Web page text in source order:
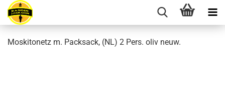
Moskitonetz m. Packsack, (NL) 2 Pers. oliv neuw.